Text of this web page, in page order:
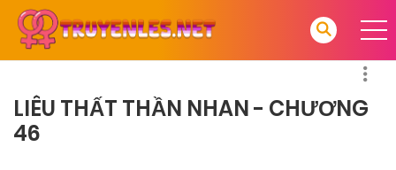
LIÊU THẤT THẦN NHAN - CHƯƠNG
46